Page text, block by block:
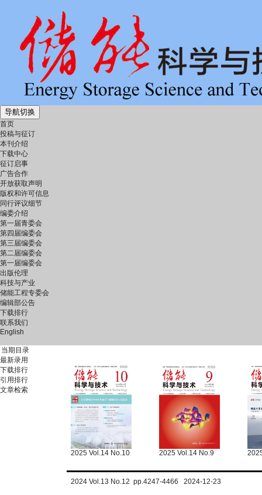
导航切换
首页
投稿与征订
本刊介绍
下载中心
征订启事
广告合作
开放获取声明
版权和许可信息
同行评议细节
编委介绍
第一届青委会
第四届编委会
第三届编委会
第二届编委会
第一届编委会
出版伦理
科技与产业
储能工程专委会
编辑部公告
下载排行
联系我们
English
当期目录
最新录用
下载排行
引用排行
文章检索
2025 Vol.14 No.10 2025 Vol.14 No.9
2024 Vol.13 No.12 pp.4247-4466 2024-12-23